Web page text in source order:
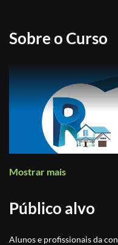
Sobre o Curso
Mostrar mais
Público alvo
Alunos e profissionais da